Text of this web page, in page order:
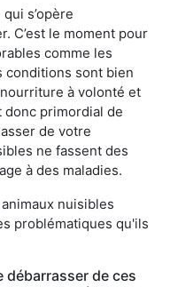
s’opère
C’est le moment pour
comme les
conditions sont bien
à volonté et
primordial de
de votre
ne fassent des
à des maladies.
nuisibles
problématiques qu'ils
débarrasser de ces